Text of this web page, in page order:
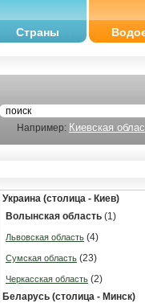
Страны
Например: Киевская
Украина (столица - Киев)
Волынская область (1)
Львовская область (4)
Сумская область (23)
Черкасская область (2)
Беларусь (столица - Минск)